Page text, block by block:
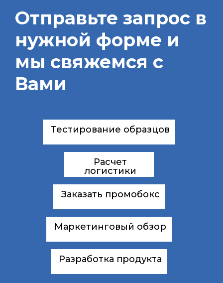
Отправьте запрос в
нужной форме и
мы свяжемся с
Вами
Тестирование образцов
Расчет
логистики
Заказать промобокс
Маркетинговый обзор
Разработка продукта